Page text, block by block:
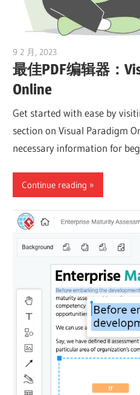
9 2 月, 2023
最佳PDF编辑器：
Online
Get started with ease by
section on Visual Paradigm
necessary information for
Continue reading